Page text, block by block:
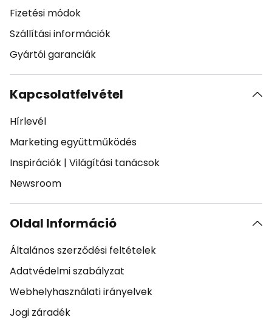
Fizetési módok
Szállítási információk
Gyártói garanciák
Kapcsolatfelvétel
Hírlevél
Marketing együttműködés
Inspirációk | Világítási tanácsok
Newsroom
Oldal Információ
Általános szerződési feltételek
Adatvédelmi szabályzat
Webhelyhasználati irányelvek
Jogi záradék